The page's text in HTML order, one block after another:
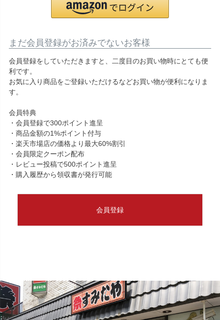
まだ会員登録がお済みでないお客様
会員登録をしていただきますと、二度目のお買い物時にとても便
利です。
お気に入り商品をご登録いただけるなどお買い物が便利になりま
す。
会員特典
・会員登録で300ポイント進呈
・商品金額の1%ポイント付与
・楽天市場店の価格より最大60%割引
・会員限定クーポン配布
・レビュー投稿で500ポイント進呈
・購入履歴から領収書が発行可能
会員登録